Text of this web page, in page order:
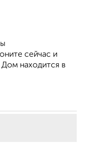
сейчас и
находится в